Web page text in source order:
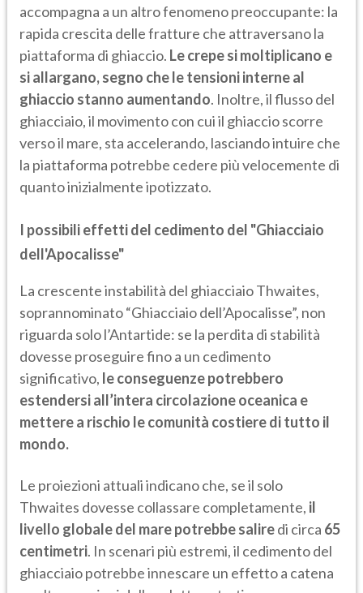
accompagna a un altro fenomeno preoccupante: la
rapida crescita delle fratture che attraversano la
piattaforma di ghiaccio. Le crepe si moltiplicano e
si allargano, segno che le tensioni interne al
ghiaccio stanno aumentando. Inoltre, il flusso del
ghiacciaio, il movimento con cui il ghiaccio scorre
verso il mare, sta accelerando, lasciando intuire che
la piattaforma potrebbe cedere più velocemente di
quanto inizialmente ipotizzato.
I possibili effetti del cedimento del "Ghiacciaio
dell'Apocalisse"
La crescente instabilità del ghiacciaio Thwaites,
soprannominato “Ghiacciaio dell’Apocalisse”, non
riguarda solo l’Antartide: se la perdita di stabilità
dovesse proseguire fino a un cedimento
significativo, le conseguenze potrebbero
estendersi all’intera circolazione oceanica e
mettere a rischio le comunità costiere di tutto il
mondo.
Le proiezioni attuali indicano che, se il solo
Thwaites dovesse collassare completamente, il
livello globale del mare potrebbe saliredi circa 65
centimetri. In scenari più estremi, il cedimento del
ghiacciaio potrebbe innescare un effetto a catena